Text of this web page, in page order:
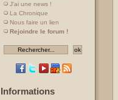
J'ai une news !
La Chronique
Nous faire un lien
Rejoindre le forum !
Informations